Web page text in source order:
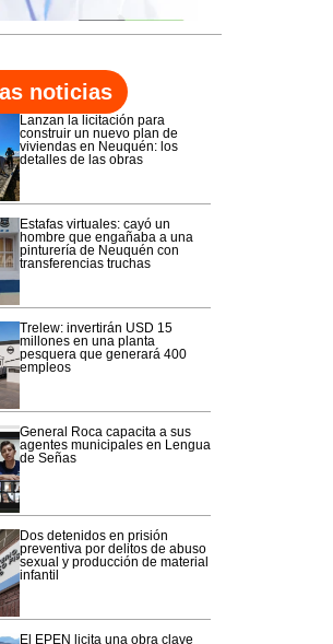
noticias
Lanzan la licitación para
construir un nuevo plan de
viviendas en Neuquén: los
detalles de las obras
Estafas virtuales: cayó un
hombre que engañaba a una
pinturería de Neuquén con
transferencias truchas
Trelew: invertirán USD 15
millones en una planta
pesquera que generará 400
empleos
General Roca capacita a sus
agentes municipales en Lengua
de Señas
Dos detenidos en prisión
preventiva por delitos de abuso
sexual y producción de material
infantil
El EPEN licita una obra clave